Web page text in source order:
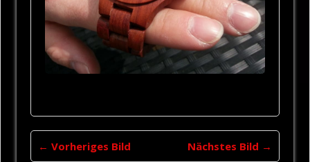
← Vorheriges Bild Nächstes Bild →